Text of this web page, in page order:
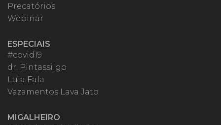
Precatórios
Webinar
ESPECIAIS
#covid19
dr. Pintassilgo
Lula Fala
Vazamentos Lava Jato
MIGALHEIRO